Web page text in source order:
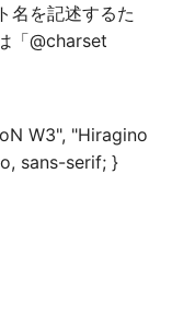
名を記述するた
「@charset
W3", "Hiragino
sans-serif; }